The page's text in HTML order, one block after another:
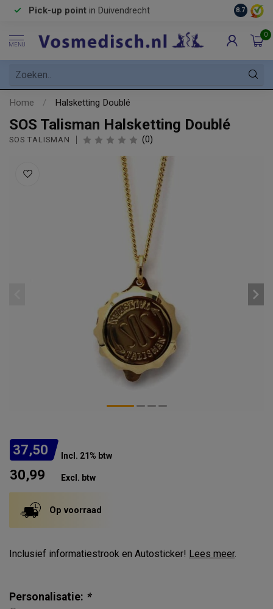
Pick-up point in Duivendrecht 8.7
MENU
0
Home / Halsketting Doublé
SOS Talisman Halsketting Doublé
SOS TALISMAN (0)
37,50 Incl. 21% btw
30,99 Excl. btw
Op voorraad
Inclusief informatiestrook en Autosticker! Lees meer.
Personalisatie: *